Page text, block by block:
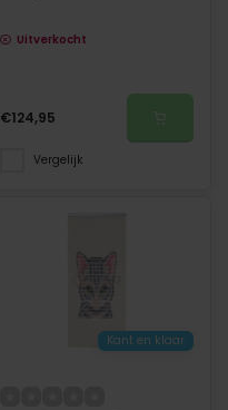
Uitverkocht
€124,95
Vergelijk
Kant en klaar